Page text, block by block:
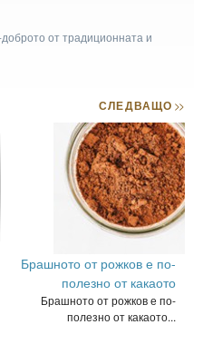
от традиционната и
СЛЕДВАЩО>>
Брашното от рожков е по-
полезно от какаото
Брашното от рожков е по-
полезно от какаото...